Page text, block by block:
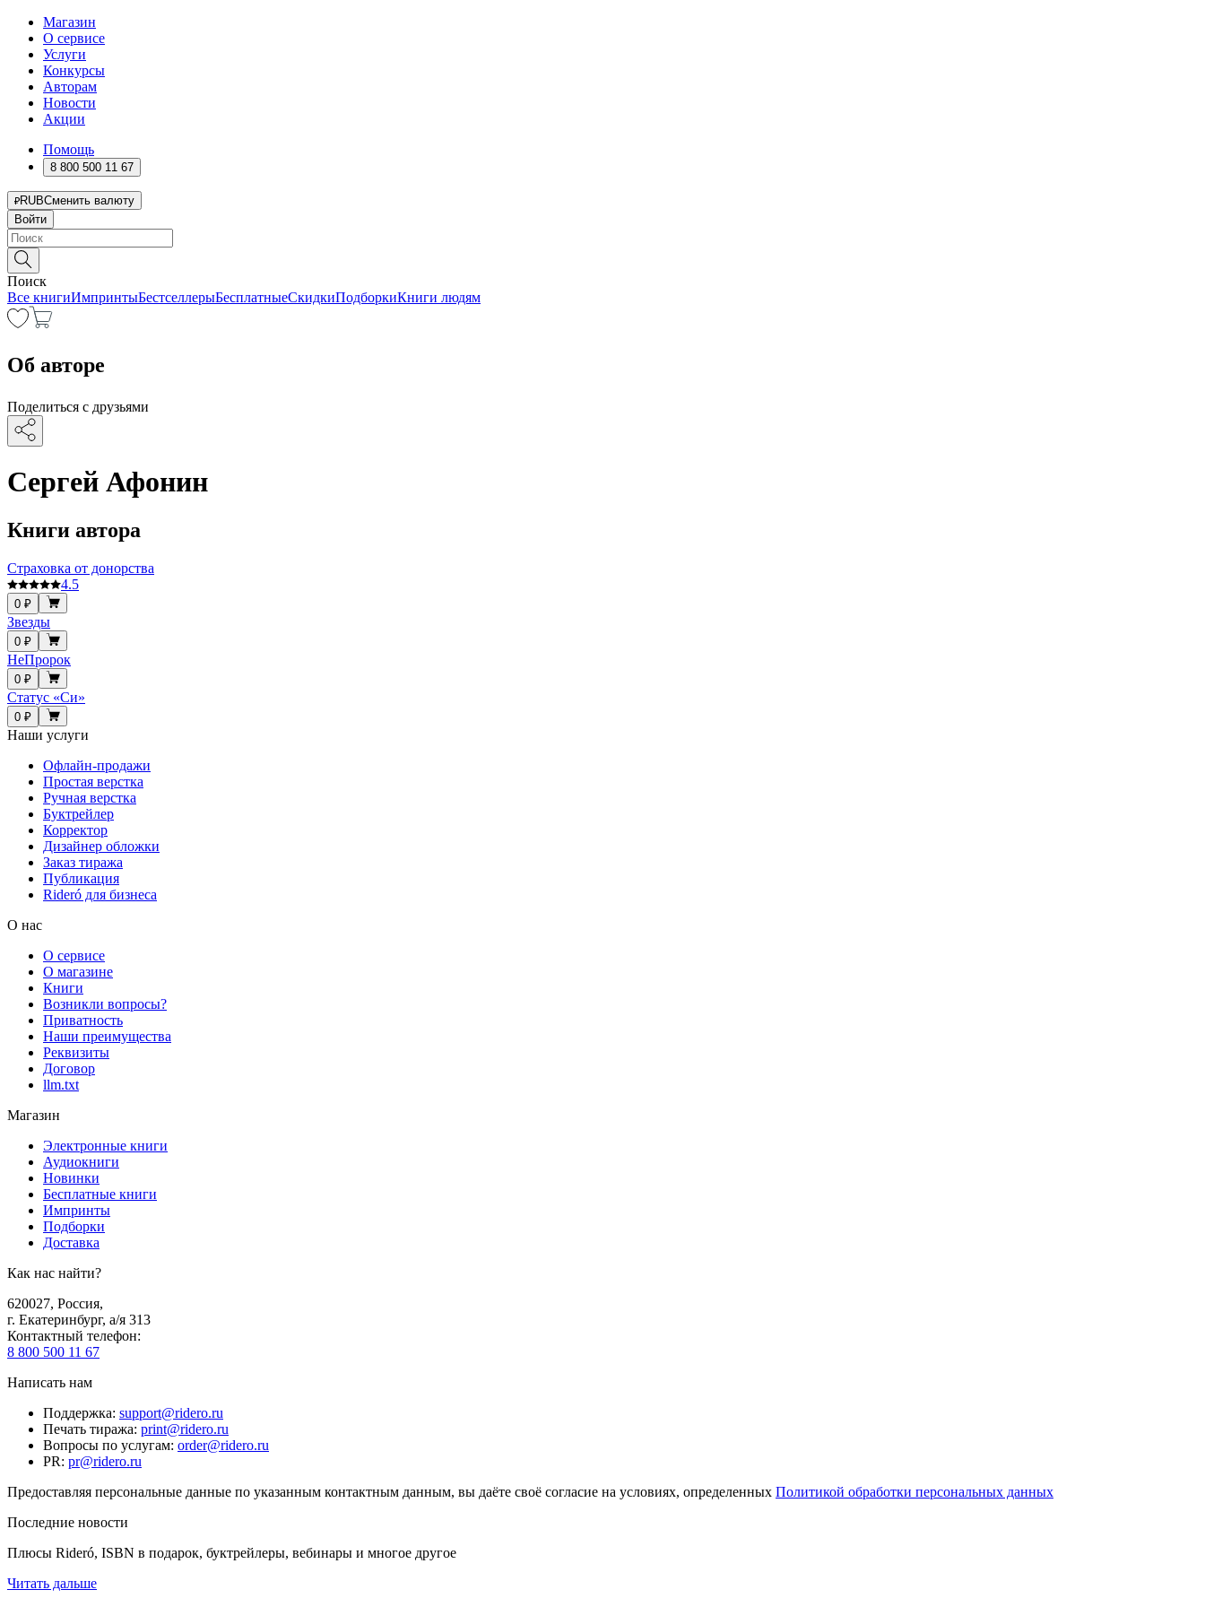
Магазин
О сервисе
Услуги
Конкурсы
Авторам
Новости
Акции
Помощь
8 800 500 11 67
RUBСменить валюту
Войти
Поиск
Все книгиИмпринтыБестселлерыБесплатныеСкидкиПодборкиКниги людям
Об авторе
Поделиться с друзьями
Сергей Афонин
Книги автора
Страховка от донорства
4.5
0 ₽
Звезды
0 ₽
НеПророк
0 ₽
Статус «Си»
0 ₽
Наши услуги
Офлайн-продажи
Простая верстка
Ручная верстка
Буктрейлер
Корректор
Дизайнер обложки
Заказ тиража
Публикация
Rideró для бизнеса
О нас
О сервисе
О магазине
Книги
Возникли вопросы?
Приватность
Наши преимущества
Реквизиты
Договор
llm.txt
Магазин
Электронные книги
Аудиокниги
Новинки
Бесплатные книги
Импринты
Подборки
Доставка
Как нас найти?
620027, Россия,
г. Екатеринбург, а/я 313
Контактный телефон:
8 800 500 11 67
Написать нам
Поддержка: support@ridero.ru
Печать тиража: print@ridero.ru
Вопросы по услугам: order@ridero.ru
PR: pr@ridero.ru
Предоставляя персональные данные по указанным контактным данным, вы даёте своё согласие на условиях, определенных Политикой обработки персональных данных
Последние новости
Плюсы Rideró, ISBN в подарок, буктрейлеры, вебинары и многое другое
Читать дальше